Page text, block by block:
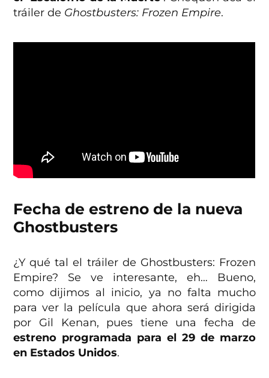
tráiler de Ghostbusters: Frozen Empire.
Fecha de estreno de la nueva
Ghostbusters
¿Y qué tal el tráiler de Ghostbusters: Frozen
Empire? Se ve interesante, eh… Bueno,
como dijimos al inicio, ya no falta mucho
para ver la película que ahora será dirigida
por Gil Kenan, pues tiene una fecha de
estreno programada para el 29 de marzo
en Estados Unidos.